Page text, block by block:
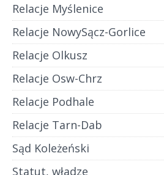
Relacje Myślenice
Relacje NowySącz-Gorlice
Relacje Olkusz
Relacje Osw-Chrz
Relacje Podhale
Relacje Tarn-Dab
Sąd Koleżeński
Statut, władze